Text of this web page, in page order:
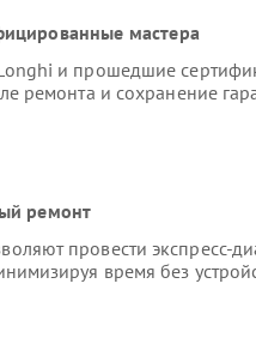
мастера
и прошедшие
ремонта и сохранение
ремонт
провести экспресс-
время без